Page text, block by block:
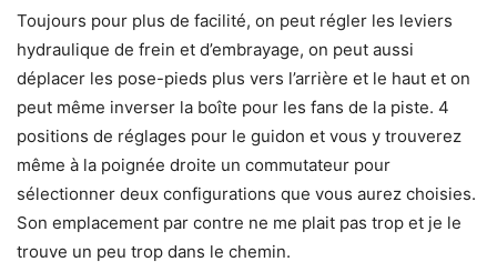
Toujours pour plus de facilité, on peut régler les leviers
hydraulique de frein et d’embrayage, on peut aussi
déplacer les pose-pieds plus vers l’arrière et le haut et on
peut même inverser la boîte pour les fans de la piste. 4
positions de réglages pour le guidon et vous y trouverez
même à la poignée droite un commutateur pour
sélectionner deux configurations que vous aurez choisies.
Son emplacement par contre ne me plait pas trop et je le
trouve un peu trop dans le chemin.